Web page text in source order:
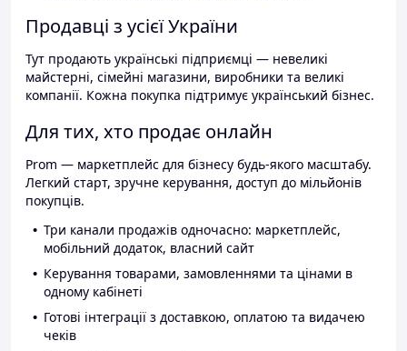
Продавці з усієї України
Тут продають українські підприємці — невеликі
майстерні, сімейні магазини, виробники та великі
компанії. Кожна покупка підтримує український бізнес.
Для тих, хто продає онлайн
Prom — маркетплейс для бізнесу будь-якого масштабу.
Легкий старт, зручне керування, доступ до мільйонів
покупців.
Три канали продажів одночасно: маркетплейс,
мобільний додаток, власний сайт
Керування товарами, замовленнями та цінами в
одному кабінеті
Готові інтеграції з доставкою, оплатою та видачею
чеків